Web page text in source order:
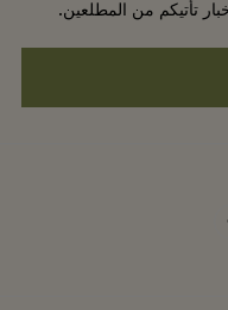
تأتيكم من المطلعين.